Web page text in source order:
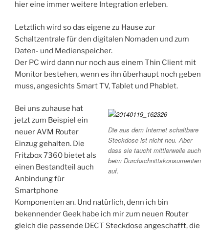
hier eine immer weitere Integration erleben.
Letztlich wird so das eigene zu Hause zur
Schaltzentrale für den digitalen Nomaden und zum
Daten- und Medienspeicher.
Der PC wird dann nur noch aus einem Thin Client mit
Monitor bestehen, wenn es ihn überhaupt noch geben
muss, angesichts Smart TV, Tablet und Phablet.
Die aus dem Internet schaltbare
Steckdose ist nicht neu. Aber
dass sie taucht mittlerweile auch
beim Durchschnittskonsumenten
auf.
Bei uns zuhause hat
jetzt zum Beispiel ein
neuer AVM Router
Einzug gehalten. Die
Fritzbox 7360 bietet als
einen Bestandteil auch
Anbindung für
Smartphone
Komponenten an. Und natürlich, denn ich bin
bekennender Geek habe ich mir zum neuen Router
gleich die passende DECT Steckdose angeschafft, die